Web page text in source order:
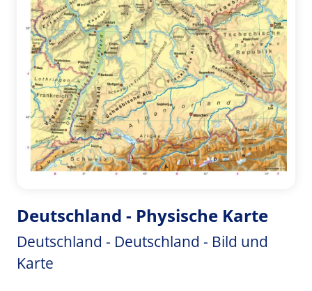
Deutschland - Physische Karte
Deutschland - Deutschland - Bild und
Karte